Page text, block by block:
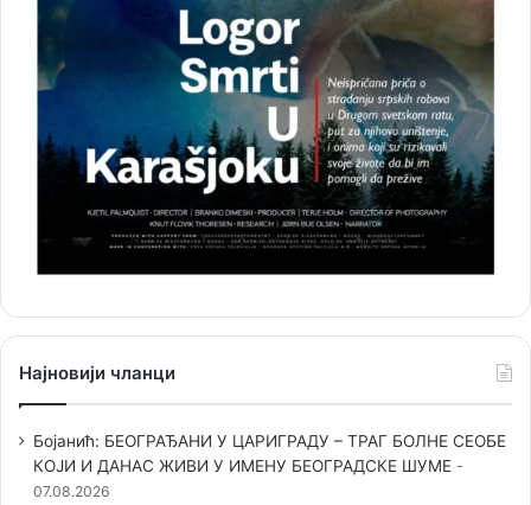
Најновији чланци
Бојанић: БЕОГРАЂАНИ У ЦАРИГРАДУ – ТРАГ БОЛНЕ СЕОБЕ
КОЈИ И ДАНАС ЖИВИ У ИМЕНУ БЕОГРАДСКЕ ШУМЕ
07.08.2026